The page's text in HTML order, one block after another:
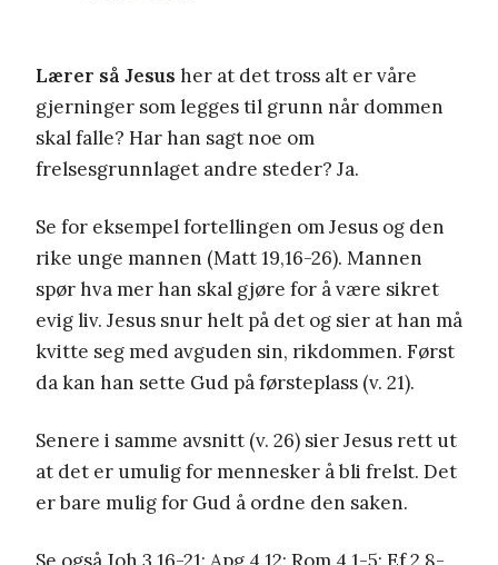
Lærer så Jesus her at det tross alt er våre
gjerninger som legges til grunn når dommen
skal falle? Har han sagt noe om
frelsesgrunnlaget andre steder? Ja.
Se for eksempel fortellingen om Jesus og den
rike unge mannen (Matt 19,16-26). Mannen
spør hva mer han skal gjøre for å være sikret
evig liv. Jesus snur helt på det og sier at han må
kvitte seg med avguden sin, rikdommen. Først
da kan han sette Gud på førsteplass (v. 21).
Senere i samme avsnitt (v. 26) sier Jesus rett ut
at det er umulig for mennesker å bli frelst. Det
er bare mulig for Gud å ordne den saken.